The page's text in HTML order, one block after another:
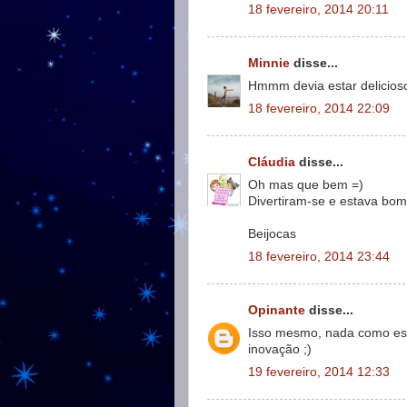
18 fevereiro, 2014 20:11
Minnie disse...
Hmmm devia estar
18 fevereiro, 2014 22:09
Cláudia disse...
Oh mas que bem =)
Divertiram-se e estava
Beijocas
18 fevereiro, 2014 23:44
Opinante disse...
Isso mesmo, nada como
inovação ;)
19 fevereiro, 2014 12:33